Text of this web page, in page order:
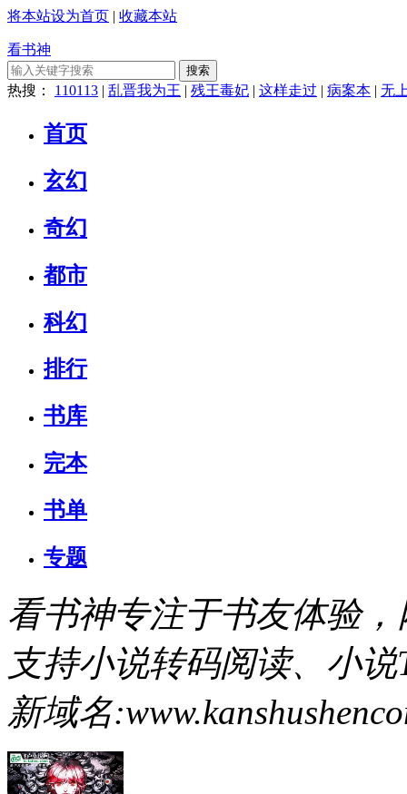
将本站设为首页 | 收藏本站
看书神
搜索
热搜： 110113 | 乱晋我为王 | 残王毒妃 | 这样走过 | 病案本 | 无
首页
玄幻
奇幻
都市
科幻
排行
书库
完本
书单
专题
看书神专注于书友体验
支持小说转码阅读、小
新域名